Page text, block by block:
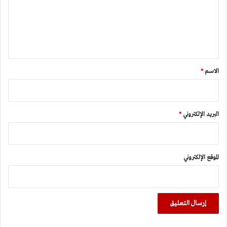
*
الاسم *
البريد الإلكتروني *
الموقع الإلكتروني